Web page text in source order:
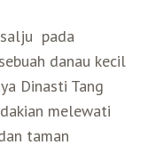
pada
danau kecil
Dinasti Tang
melewati
taman